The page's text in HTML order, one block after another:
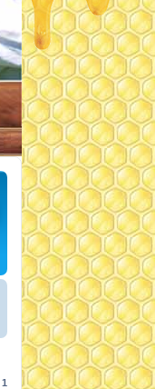
Расширенный поиск
1